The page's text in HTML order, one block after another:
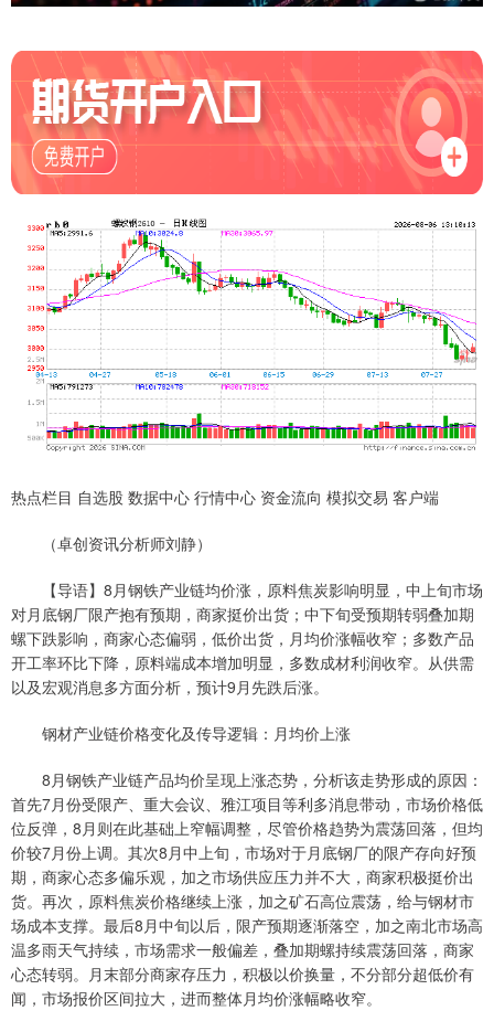
热点栏目 自选股 数据中心 行情中心 资金流向 模拟交易 客户端
（卓创资讯分析师刘静）
【导语】8月钢铁产业链均价涨，原料焦炭影响明显，中上旬市场
对月底钢厂限产抱有预期，商家挺价出货；中下旬受预期转弱叠加期
螺下跌影响，商家心态偏弱，低价出货，月均价涨幅收窄；多数产品
开工率环比下降，原料端成本增加明显，多数成材利润收窄。从供需
以及宏观消息多方面分析，预计9月先跌后涨。
钢材产业链价格变化及传导逻辑：月均价上涨
8月钢铁产业链产品均价呈现上涨态势，分析该走势形成的原因：
首先7月份受限产、重大会议、雅江项目等利多消息带动，市场价格低
位反弹，8月则在此基础上窄幅调整，尽管价格趋势为震荡回落，但均
价较7月份上调。其次8月中上旬，市场对于月底钢厂的限产存向好预
期，商家心态多偏乐观，加之市场供应压力并不大，商家积极挺价出
货。再次，原料焦炭价格继续上涨，加之矿石高位震荡，给与钢材市
场成本支撑。最后8月中旬以后，限产预期逐渐落空，加之南北市场高
温多雨天气持续，市场需求一般偏差，叠加期螺持续震荡回落，商家
心态转弱。月末部分商家存压力，积极以价换量，不分部分超低价有
闻，市场报价区间拉大，进而整体月均价涨幅略收窄。